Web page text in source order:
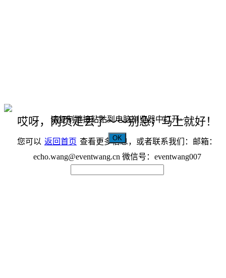
哎呀，网页走丢了～～别急，马上就好！
您可以 返回首页 查看更多信息，或者联系我们：邮箱：
echo.wang@eventwang.cn 微信号：eventwang007
请复制链接粘贴到电脑浏览器中打开~
OK